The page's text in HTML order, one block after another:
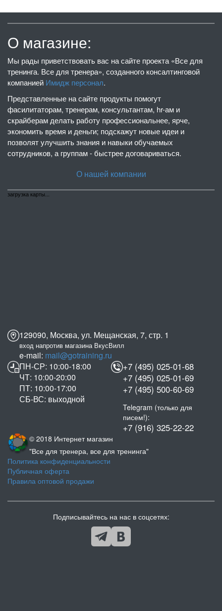
загрузка карты...
О магазине:
Мы рады приветствовать вас на сайте проекта «Все для
тренинга. Все для тренера», созданного консалтинговой
компанией Имидж персонал.
Представленные на сайте продукты помогут
фасилитаторам, тренерам, консультантам, hr-ам и
скрайберам делать работу профессиональнее, ярче,
экономить время и деньги; подскажут новые идеи и
позволят улучшить знания и навыки обучаемых
сотрудников, а группам - быстрее договариваться.
О нашей компании
129090, Москва, ул. Мещанская, 7, стр. 1
вход напротив магазина ВкусВилл
e-mail: mail@gotraining.ru
ПН-СР: 10:00-18:00
ЧТ: 10:00-20:00
ПТ: 10:00-17:00
СБ-ВС: выходной
+7 (495) 025-01-68
+7 (495) 025-01-69
+7 (495) 500-60-69
Telegram (только для
писем!):
+7 (916) 325-22-22
© 2018 Интернет магазин
"Все для тренера, все для тренинга"
Политика конфиденциальности
Публичная оферта
Правила оптовой продажи
Подписывайтесь на нас в соцсетях: